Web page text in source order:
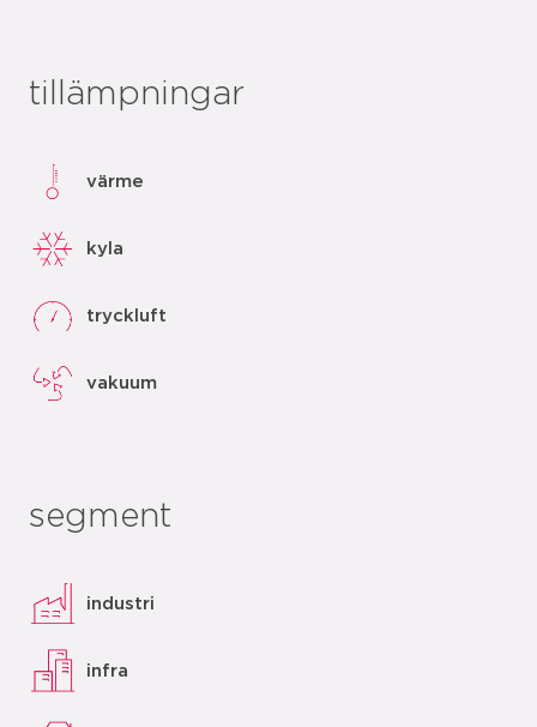
tillämpningar
värme
kyla
tryckluft
vakuum
segment
industri
infra